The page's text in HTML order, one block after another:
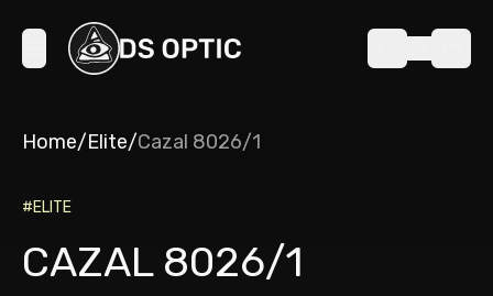
Home/Elite/Cazal 8026/1
#ELITE
CAZAL 8026/1